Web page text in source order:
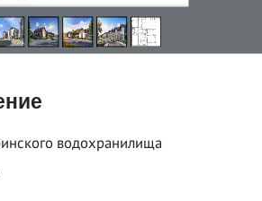
водохранилища